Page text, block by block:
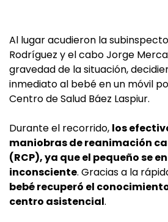
Al lugar acudieron la
Rodríguez y el cabo Jorge
gravedad de la situación,
inmediato al bebé en un móvil
Centro de Salud Báez Laspiur.
Durante el recorrido, los
maniobras de reanimación
(RCP), ya que el pequeño se
inconsciente. Gracias a la
bebé recuperó el
centro asistencial.